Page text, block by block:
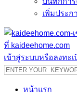
เพิ่มประก
เข้าสู่ระบบหรือลงทะ
หน้าแรก